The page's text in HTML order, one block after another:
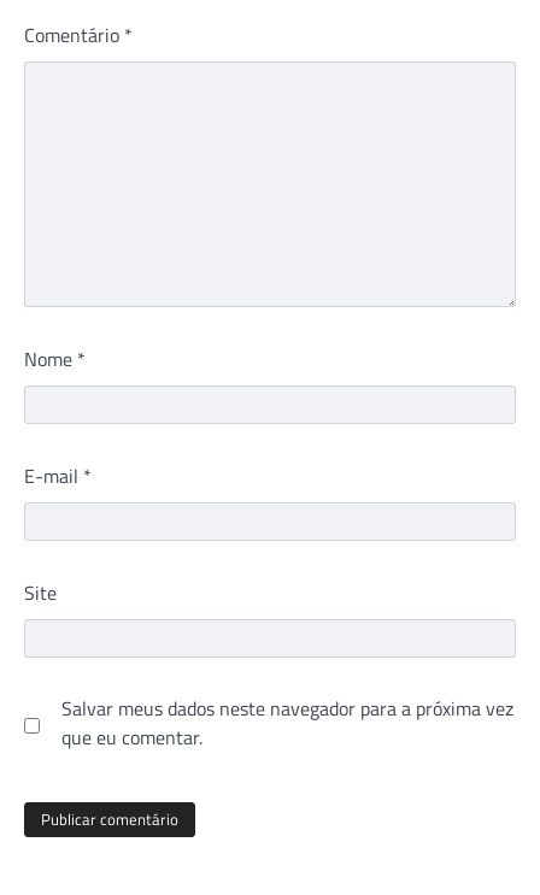
Comentário *
Nome *
E-mail *
Site
Salvar meus dados neste navegador para a próxima vez
que eu comentar.